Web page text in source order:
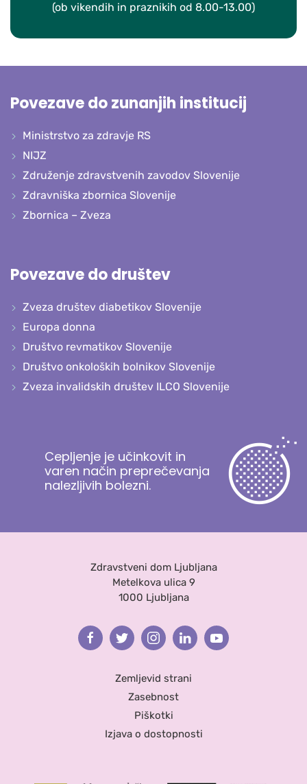
(ob vikendih in praznikih od 8.00-13.00)
Povezave do zunanjih institucij
Ministrstvo za zdravje RS
NIJZ
Združenje zdravstvenih zavodov Slovenije
Zdravniška zbornica Slovenije
Zbornica – Zveza
Povezave do društev
Zveza društev diabetikov Slovenije
Europa donna
Društvo revmatikov Slovenije
Društvo onkoloških bolnikov Slovenije
Zveza invalidskih društev ILCO Slovenije
Cepljenje je učinkovit in
varen način preprečevanja
nalezljivih bolezni.
Zdravstveni dom Ljubljana
Metelkova ulica 9
1000 Ljubljana
FacebookTwitterInstagramLinkedinYoutube
Zemljevid strani
Zasebnost
Piškotki
Izjava o dostopnosti